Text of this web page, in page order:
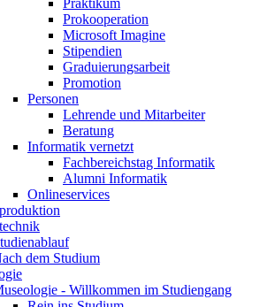
Prokooperation
Microsoft Imagine
Stipendien
Graduierungsarbeit
Promotion
Personen
Lehrende und Mitarbeiter
Beratung
Informatik vernetzt
Fachbereichstag Informatik
Alumni Informatik
Onlineservices
dem Studium
- Willkommen im Studiengang